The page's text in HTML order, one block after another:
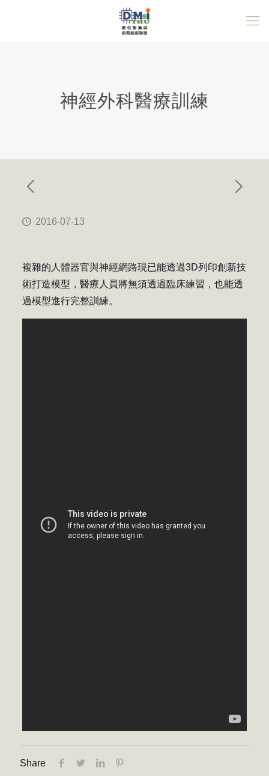
神經外科醫療訓練
2016-07-13
複雜的人體器官與神經網路現已能透過3D列印創新技
術打造模型，醫療人員將無須透過臨床練習，也能透
過模型進行完整訓練。
Share